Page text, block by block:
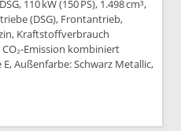
110 kW (150 PS), 1.498 cm³,
(DSG), Frontantrieb,
Kraftstoffverbrauch
Emission kombiniert
E, Außenfarbe: Schwarz Metallic,
drucken